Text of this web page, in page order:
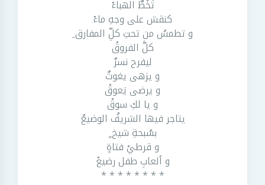
تَخُطُّ الهباءْ
كنقش على وجهِ ماءْ
و تطمسُ من تحتِ كلِّ المفارق ِ
كلَّ الفروقْ
ليفرح نسرٌ
و يزهى يغوثٌ
و يرضى يَعوقْ
و يا لكِ سوقْ
يتاجر فيها الشريفُ الوضيعُ
بسُبحةِ شيخ ٍ
و قرطيْ فتاةٍ
و ألعابِ طفل رضيعْ
* * * * * * * *